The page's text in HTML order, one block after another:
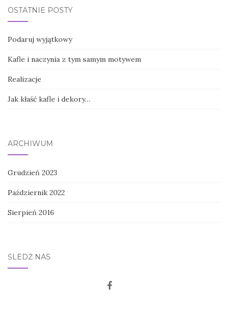
OSTATNIE POSTY
Podaruj wyjątkowy
Kafle i naczynia z tym samym motywem
Realizacje
Jak kłaść kafle i dekory…
ARCHIWUM
Grudzień 2023
Październik 2022
Sierpień 2016
ŚLEDŹ NAS